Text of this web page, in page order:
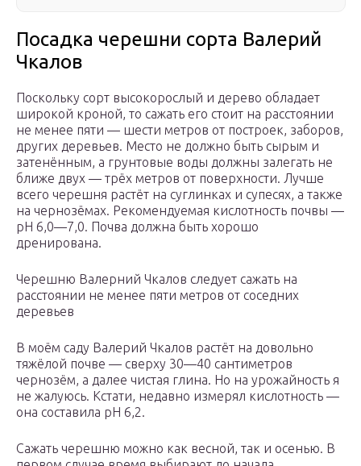
Посадка черешни сорта Валерий
Чкалов
Поскольку сорт высокорослый и дерево обладает
широкой кроной, то сажать его стоит на расстоянии
не менее пяти — шести метров от построек, заборов,
других деревьев. Место не должно быть сырым и
затенённым, а грунтовые воды должны залегать не
ближе двух — трёх метров от поверхности. Лучше
всего черешня растёт на суглинках и супесях, а также
на чернозёмах. Рекомендуемая кислотность почвы —
pH 6,0—7,0. Почва должна быть хорошо
дренирована.
Черешню Валерний Чкалов следует сажать на
расстоянии не менее пяти метров от соседних
деревьев
В моём саду Валерий Чкалов растёт на довольно
тяжёлой почве — сверху 30—40 сантиметров
чернозём, а далее чистая глина. Но на урожайность я
не жалуюсь. Кстати, недавно измерял кислотность —
она составила pH 6,2.
Сажать черешню можно как весной, так и осенью. В